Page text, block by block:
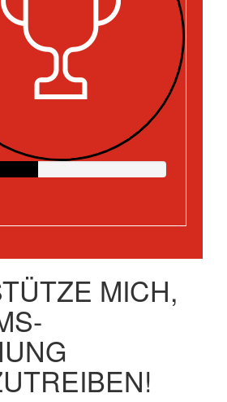
MICH,